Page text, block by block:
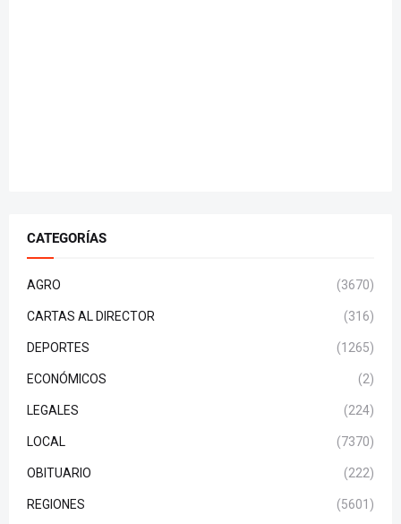
CATEGORÍAS
AGRO (3670)
CARTAS AL DIRECTOR (316)
DEPORTES (1265)
ECONÓMICOS (2)
LEGALES (224)
LOCAL (7370)
OBITUARIO (222)
REGIONES (5601)